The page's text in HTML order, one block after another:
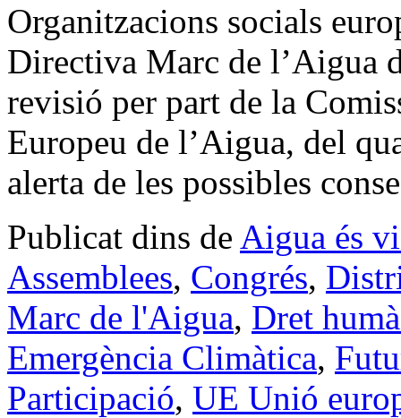
Organitzacions socials
Directiva Marc de l’Aigua
revisió per part de la
Europeu de l’Aigua, del
alerta de les possibles
Publicat dins de Aigua és
Assemblees, Congrés,
Marc de l'Aigua, Dret
Emergència Climàtica,
Participació, UE Unió